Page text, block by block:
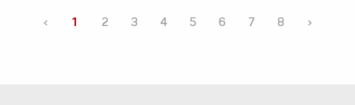
‹ 1 2 3 4 5 6 7 8 ›